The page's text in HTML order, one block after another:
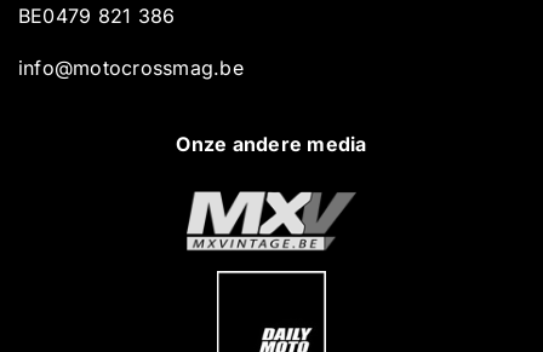
BE0479 821 386
info@motocrossmag.be
Onze andere media